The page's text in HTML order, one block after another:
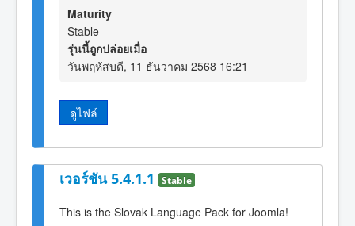
Maturity
Stable
รุ่นนี้ถูกปล่อยเมื่อ
วันพฤหัสบดี, 11 ธันวาคม 2568 16:21
ดูไฟล์
เวอร์ชัน 5.4.1.1 Stable
This is the Slovak Language Pack for Joomla!